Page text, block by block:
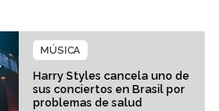
Harry Styles cancela uno de
sus conciertos en Brasil por
problemas de salud
MÚSICA